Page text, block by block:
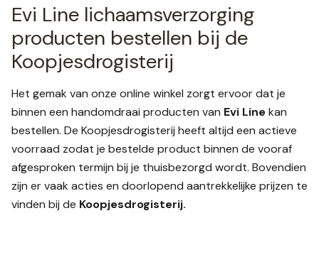
Evi Line lichaamsverzorging
producten bestellen bij de
Koopjesdrogisterij
Het gemak van onze online winkel zorgt ervoor dat je
binnen een handomdraai producten van Evi Linekan
bestellen. De Koopjesdrogisterij heeft altijd een actieve
voorraad zodat je bestelde product binnen de vooraf
afgesproken termijn bij je thuisbezorgd wordt. Bovendien
zijn er vaak acties en doorlopend aantrekkelijke prijzen te
vinden bij de Koopjesdrogisterij.